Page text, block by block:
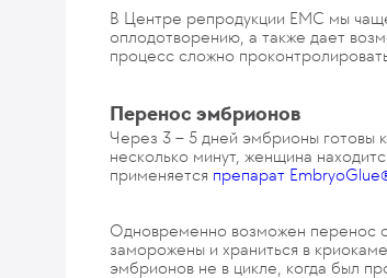
В Центре репродукции ЕМС мы
оплодотворению, а также дает
процесс сложно
Перенос эмбрионов
Через 3 – 5 дней эмбрионы готовы
несколько минут, женщина
применяется препарат EmbryoGlue
Одновременно возможен перенос
заморожены и храниться в
эмбрионов не в цикле, когда был